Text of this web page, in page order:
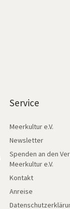
Service
Meerkultur e.V.
Newsletter
Spenden an den
Meerkultur e.V.
Kontakt
Anreise